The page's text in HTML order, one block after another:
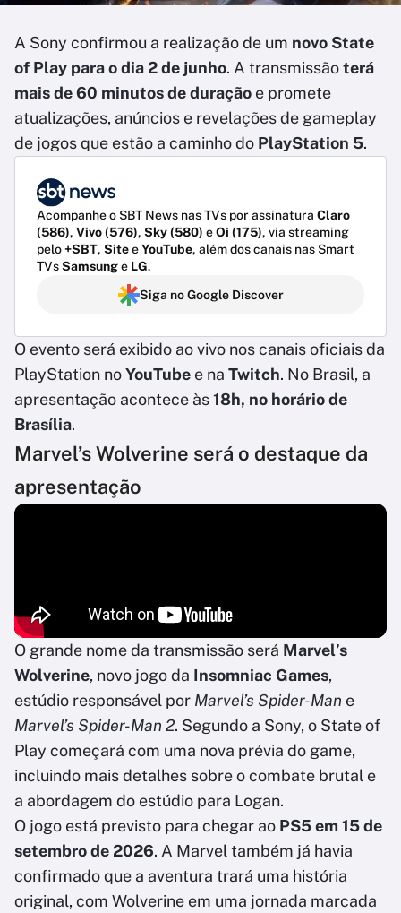
A Sony confirmou a realização de um novo State
of Play para o dia 2 de junho. A transmissãoterá
mais de 60 minutos de duração e promete
atualizações, anúncios e revelações de gameplay
de jogos que estão a caminho do PlayStation 5.
Acompanhe o SBT News nas TVs por assinatura Claro
(586), Vivo (576), Sky (580) eOi (175), via streaming
pelo+SBT, SiteeYouTube, além dos canais nas Smart
TVsSamsunge LG.
Siga no Google Discover
O evento será exibido ao vivo nos canais oficiais da
PlayStation noYouTube e na Twitch. No Brasil, a
apresentação acontece às18h, no horário de
Brasília.
Marvel’s Wolverine será o destaque da
apresentação
O grande nome da transmissão será Marvel’s
Wolverine, novo jogo da Insomniac Games,
estúdio responsável por Marvel’s Spider-Man e
Marvel’s Spider-Man 2. Segundo a Sony, o State of
Play começará com uma nova prévia do game,
incluindo mais detalhes sobre o combate brutal e
a abordagem do estúdio para Logan.
O jogo está previsto para chegar ao PS5 em 15 de
setembro de 2026. A Marvel também já havia
confirmado que a aventura trará uma história
original, com Wolverine em uma jornada marcada